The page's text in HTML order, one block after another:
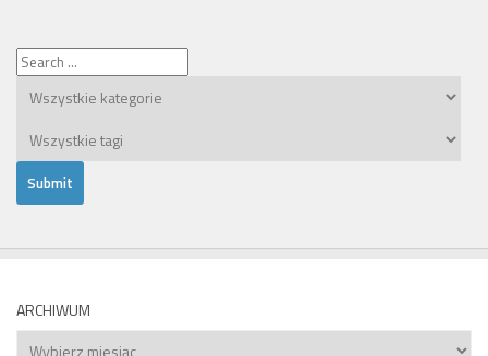
ARCHIWUM
Archiwum